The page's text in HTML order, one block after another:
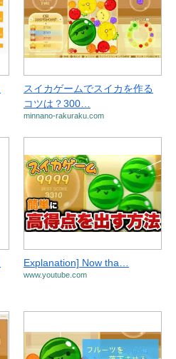
スイカゲームでスイカを作る
コツは？300…
minnano-rakuraku.com
Explanation] Now tha…
www.youtube.com